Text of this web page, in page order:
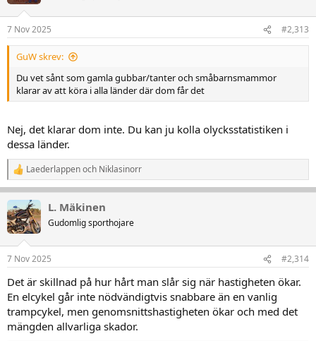
7 Nov 2025 #2,313
GuW skrev:
Du vet sånt som gamla gubbar/tanter och småbarnsmammor
klarar av att köra i alla länder där dom får det
Nej, det klarar dom inte. Du kan ju kolla olycksstatistiken i
dessa länder.
R
e
a
k
t
i
e
:
Laederlappenoch Niklasinorr
L. Mäkinen
Gudomlig sporthojare
7 Nov 2025 #2,314
Det är skillnad på hur hårt man slår sig när hastigheten ökar.
En elcykel går inte nödvändigtvis snabbare än en vanlig
trampcykel, men genomsnittshastigheten ökar och med det
mängden allvarliga skador.